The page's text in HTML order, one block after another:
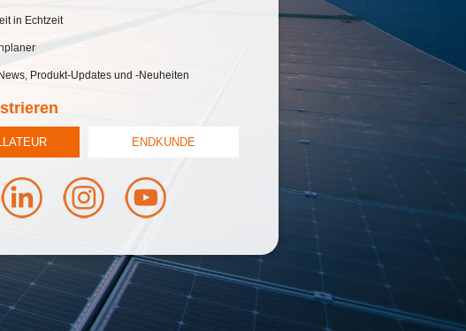
in Echtzeit
Produkt-Updates und -Neuheiten
ENDKUNDE